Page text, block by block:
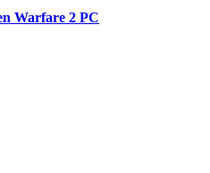
Warfare 2 PC